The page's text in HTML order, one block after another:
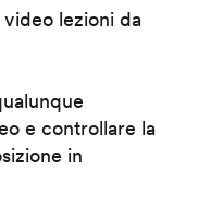
lezioni da
e controllare la
in